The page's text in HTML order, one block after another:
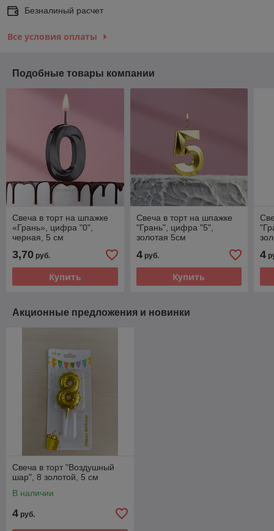
Безналиный расчет
Все условия оплаты
Подобные товары компании
Свеча в торт на шпажке
«‎Грань», цифра "0",
черная, 5 см
3,70 руб.
Купить
Свеча в торт на шпажке
"Грань", цифра "5",
золотая 5см
4руб.
Купить
4
Акционные предложения и новинки
Свеча в торт "Воздушный
шар", 8 золотой, 5 см
В наличии
4 руб.